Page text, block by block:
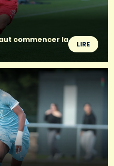
commencer la
LIRE